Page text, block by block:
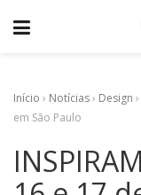
Início › Notícias› Design ›
em São Paulo